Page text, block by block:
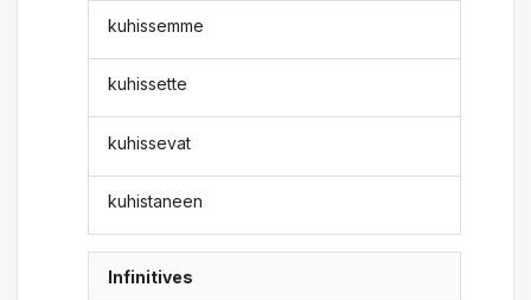
kuhissemme
kuhissette
kuhissevat
kuhistaneen
Infinitives